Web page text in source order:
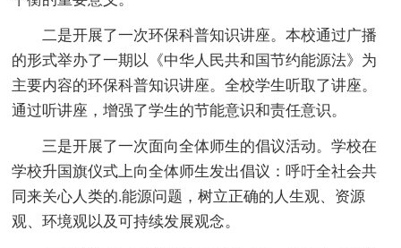
二是开展了一次环保科普知识讲座。本校通过广播
的形式举办了一期以《中华人民共和国节约能源法》为
主要内容的环保科普知识讲座。全校学生听取了讲座。
通过听讲座，增强了学生的节能意识和责任意识。
三是开展了一次面向全体师生的倡议活动。学校在
学校升国旗仪式上向全体师生发出倡议：呼吁全社会共
同来关心人类的.能源问题，树立正确的人生观、资源
观、环境观以及可持续发展观念。